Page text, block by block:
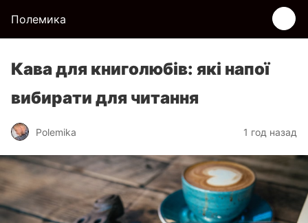
Полемика
Кава для книголюбів: які напої
вибирати для читання
Polemika 1 год назад